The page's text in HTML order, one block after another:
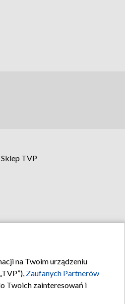
Sklep TVP
na Twoim urządzeniu
Zaufanych Partnerów
Twoich zainteresowań i